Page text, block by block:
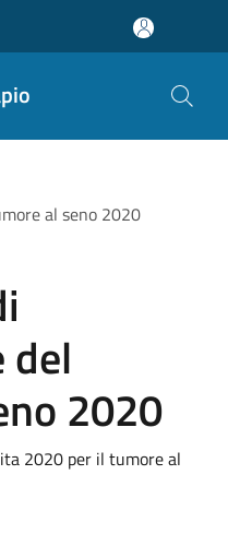
al seno 2020
del
2020
2020 per il tumore al